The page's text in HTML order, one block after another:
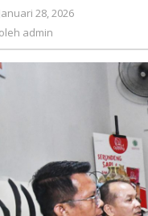
Januari 28, 2026
oleh admin